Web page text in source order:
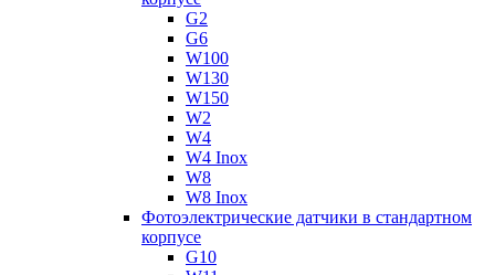
G2
G6
W100
W130
W150
W2
W4
W4 Inox
W8
W8 Inox
Фотоэлектрические датчики в стандартном
корпусе
G10